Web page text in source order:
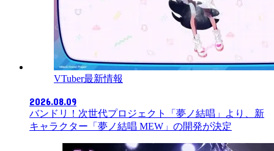
VTuber最新情報
2026.08.09
バンドリ！次世代プロジェクト「夢ノ結唱」より、新
キャラクター「夢ノ結唱 MEW」の開発が決定